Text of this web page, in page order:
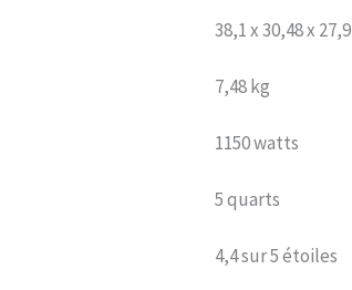
38,1 x 30,48 x
7,48 kg
1150 watts
5 quarts
4,4 sur 5 étoiles